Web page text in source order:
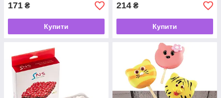
171 ₴
Купити
214 ₴
Купити